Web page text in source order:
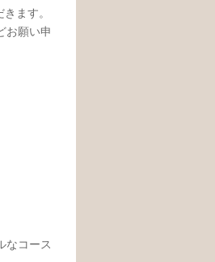
ます。
お願い申
なコース